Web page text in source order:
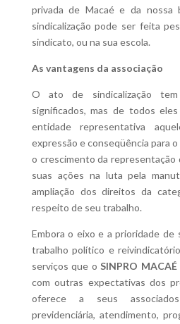
privada de Macaé e da nossa
sindicalização pode ser feita
sindicato, ou na sua escola.
As vantagens da associação
O ato de sindicalização
significados, mas de todos
entidade representativa
expressão e conseqüência para
o crescimento da representação
suas ações na luta pela
ampliação dos direitos da
respeito de seu trabalho.
Embora o eixo e a prioridade de
trabalho político e
serviços que oSINPRO MACAÉ
com outras expectativas dos
oferece a seus
previdenciária, atendimento,